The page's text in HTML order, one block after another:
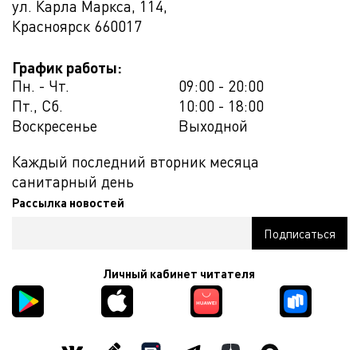
ул. Карла Маркса, 114,
Красноярск 660017
График работы:
Пн. - Чт.
09:00 - 20:00
Пт., Сб.
10:00 - 18:00
Воскресенье
Выходной
Каждый последний вторник месяца
санитарный день
Рассылка новостей
Личный кабинет читателя